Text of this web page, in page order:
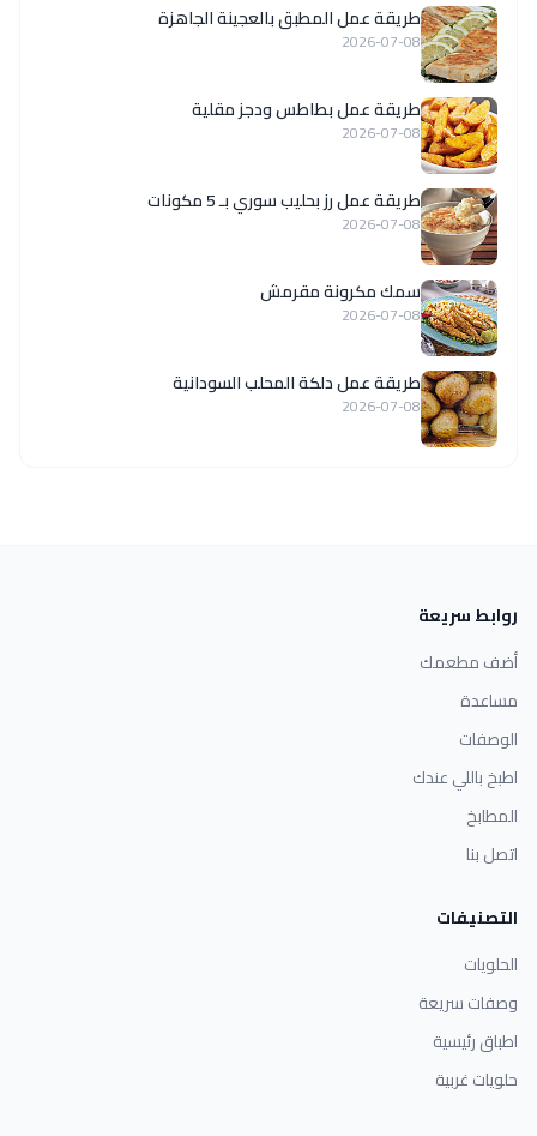
طريقة عمل المطبق بالعجينة الجاهزة
2026-07-08
طريقة عمل بطاطس ودجز مقلية
2026-07-08
طريقة عمل رز بحليب سوري بـ 5 مكونات
2026-07-08
سمك مكرونة مقرمش
2026-07-08
طريقة عمل دلكة المحلب السودانية
2026-07-08
روابط سريعة
أضف مطعمك
مساعدة
الوصفات
اطبخ باللي عندك
المطابخ
اتصل بنا
التصنيفات
الحلويات
وصفات سريعة
اطباق رئيسية
حلويات غربية